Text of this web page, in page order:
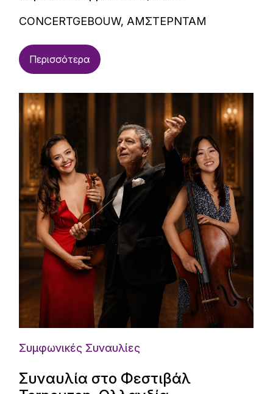
CONCERTGEBOUW, ΑΜΣΤΕΡΝΤΑΜ
Περισσότερα
Συμφωνικές Συναυλίες
Συναυλία στο Φεστιβάλ